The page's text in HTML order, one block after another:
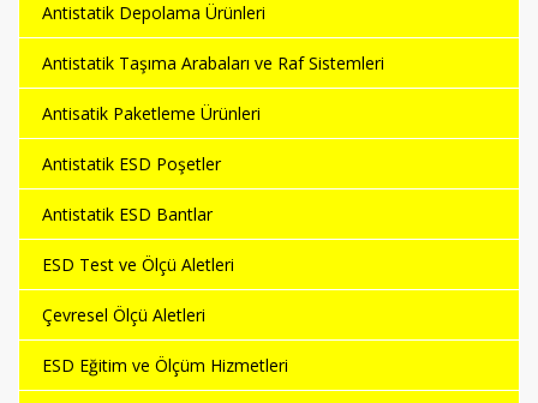
Antistatik Depolama Ürünleri
Antistatik Taşıma Arabaları ve Raf Sistemleri
Antisatik Paketleme Ürünleri
Antistatik ESD Poşetler
Antistatik ESD Bantlar
ESD Test ve Ölçü Aletleri
Çevresel Ölçü Aletleri
ESD Eğitim ve Ölçüm Hizmetleri